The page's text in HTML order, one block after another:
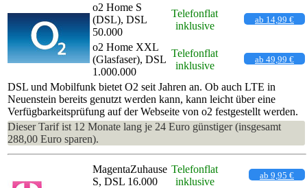
o2 Home S
(DSL), DSL
50.000
Telefonflat
inklusive
ab 14,99 €
o2 Home XXL
(Glasfaser), DSL
1.000.000
Telefonflat
inklusive
ab 49,99 €
DSL und Mobilfunk bietet O2 seit Jahren an. Ob auch LTE in
Neuenstein bereits genutzt werden kann, kann leicht über eine
Verfügbarkeitsprüfung auf der Webseite von o2 festgestellt werden.
Dieser Tarif ist 12 Monate lang je 24 Euro günstiger (insgesamt
288,00 Euro sparen).
MagentaZuhause
S, DSL 16.000
Telefonflat
inklusive
ab 9,95 €